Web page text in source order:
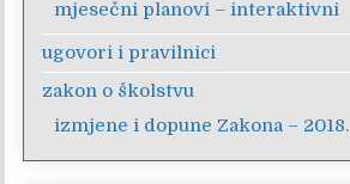
mjesečni planovi – interaktivni
ugovori i pravilnici
zakon o školstvu
izmjene i dopune Zakona – 2018.